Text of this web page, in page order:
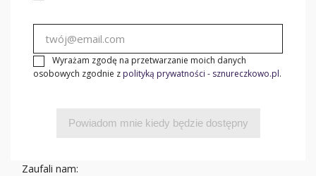
Wyrażam zgodę na przetwarzanie moich danych
osobowych zgodnie z polityką prywatności - sznureczkowo.pl.
Powiadom mnie kiedy będzie dostępny
Zaufali nam: